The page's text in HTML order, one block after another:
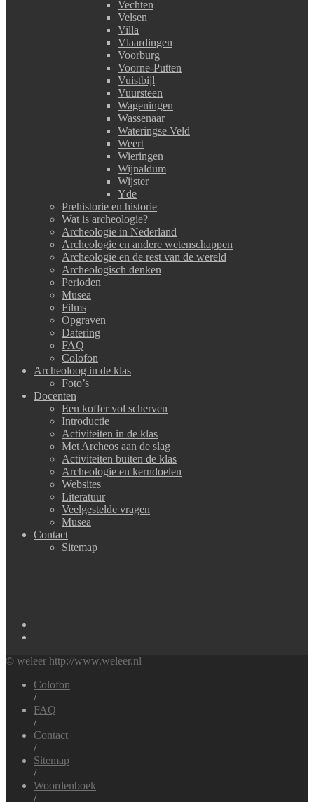
Vechten
Velsen
Villa
Vlaardingen
Voorburg
Voorne-Putten
Vuistbijl
Vuursteen
Wageningen
Wassenaar
Wateringse Veld
Weert
Wieringen
Wijnaldum
Wijster
Yde
Prehistorie en historie
Wat is archeologie?
Archeologie in Nederland
Archeologie en andere wetenschappen
Archeologie en de rest van de wereld
Archeologisch denken
Perioden
Musea
Films
Opgraven
Datering
FAQ
Colofon
Archeoloog in de klas
Foto’s
Docenten
Een koffer vol scherven
Introductie
Activiteiten in de klas
Met Archeos aan de slag
Activiteiten buiten de klas
Archeologie en kerndoelen
Websites
Literatuur
Veelgestelde vragen
Musea
Contact
Sitemap
© weleer http://www.weleer.nl
Colofon
/
FAQ
/
Contact
/
Sitemap
/
Woordenboek
/